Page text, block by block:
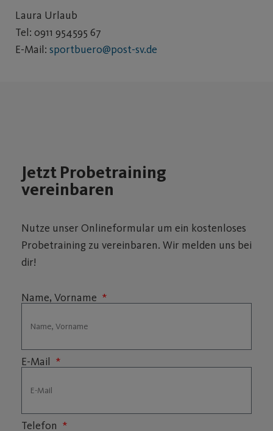
Laura Urlaub
Tel: 0911 954595 67
E-Mail: sportbuero@post-sv.de
Jetzt Probetraining
vereinbaren
Nutze unser Onlineformular um ein kostenloses
Probetraining zu vereinbaren. Wir melden uns bei
dir!
Name, Vorname
E-Mail
Telefon